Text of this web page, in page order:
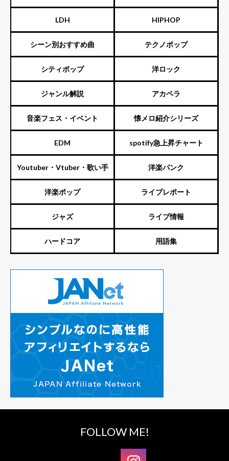
LDH HIPHOP
シーン別おすすめ曲 テクノポップ
シティポップ 洋ロック
ジャンル解説 アカペラ
音楽フェス・イベント 懐メロ紹介シリーズ
EDM spotify急上昇チャート
Youtuber・Vtuber・歌い手 洋楽パンク
洋楽ポップ ライブレポート
ジャズ ライブ情報
ハードコア 用語集
FOLLOW ME!